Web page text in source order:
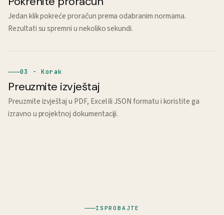
Jedan klik pokreće proračun prema odabranim normama.
Rezultati su spremni u nekoliko sekundi.
03 - Korak
Preuzmite izvještaj
Preuzmite izvještaj u PDF, Excel ili JSON formatu i koristite ga
izravno u projektnoj dokumentaciji.
ISPROBAJTE